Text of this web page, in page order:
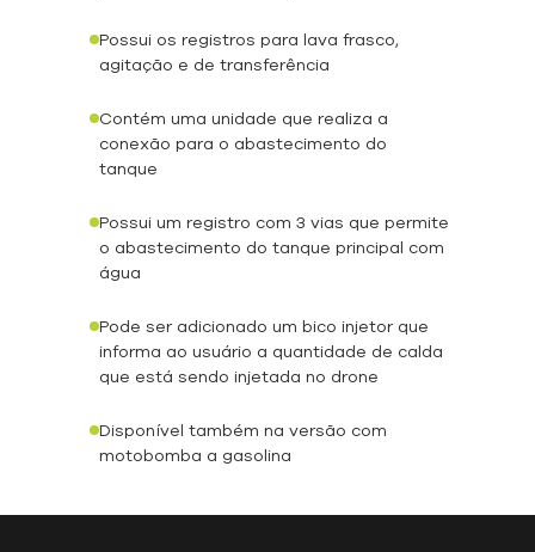
Possui os registros para lava frasco,
agitação e de transferência
Contém uma unidade que realiza a
conexão para o abastecimento do
tanque
Possui um registro com 3 vias que permite
o abastecimento do tanque principal com
água
Pode ser adicionado um bico injetor que
informa ao usuário a quantidade de calda
que está sendo injetada no drone
Disponível também na versão com
motobomba a gasolina